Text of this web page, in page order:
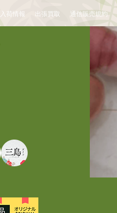
入荷情報 出張買取 通信販売規約